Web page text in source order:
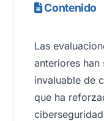
Contenido
Las
anteriores
invaluable de
que ha